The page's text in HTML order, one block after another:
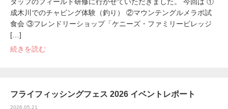
成木川でのチャビング体験（釣り） ②マウンテングルメラボ試
食会 ③フレンドリーショップ「ケニーズ・ファミリービレッジ
[…]
続きを読む
フライフィッシングフェス 2026 イベントレポート
2026.05.21